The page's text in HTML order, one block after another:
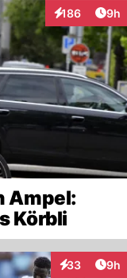
186
Interaktionen
9h
Ampel:
Körbli
33
Interaktionen
9h